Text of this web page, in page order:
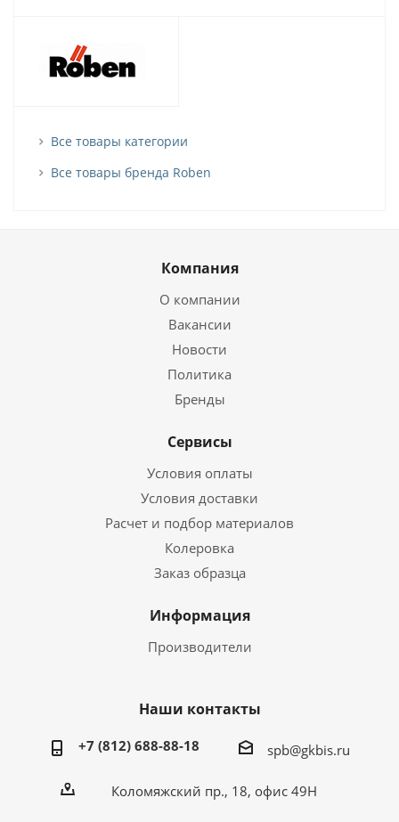
Все товары категории
Все товары бренда Roben
Компания
О компании
Вакансии
Новости
Политика
Бренды
Сервисы
Условия оплаты
Условия доставки
Расчет и подбор материалов
Колеровка
Заказ образца
Информация
Производители
Наши контакты
+7 (812) 688-88-18 spb@gkbis.ru
Коломяжский пр., 18, офис 49Н